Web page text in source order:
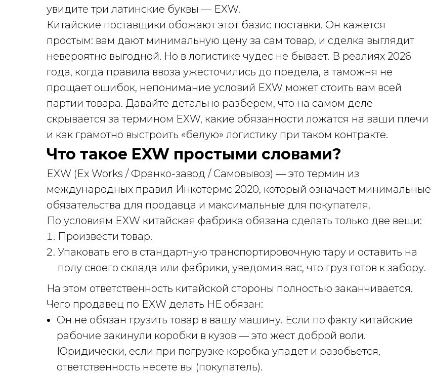
увидите три латинские буквы — EXW.
Китайские поставщики обожают этот базис поставки. Он кажется
простым: вам дают минимальную цену за сам товар, и сделка выглядит
невероятно выгодной. Но в логистике чудес не бывает. В реалиях 2026
года, когда правила ввоза ужесточились до предела, а таможня не
прощает ошибок, непонимание условий EXW может стоить вам всей
партии товара. Давайте детально разберем, что на самом деле
скрывается за термином EXW, какие обязанности ложатся на ваши плечи
и как грамотно выстроить «белую» логистику при таком контракте.
Что такое EXW простыми словами?
EXW (Ex Works / Франко-завод / Самовывоз) — это термин из
международных правил Инкотермс 2020, который означает минимальные
обязательства для продавца и максимальные для покупателя.
По условиям EXW китайская фабрика обязана сделать только две вещи:
Произвести товар.
Упаковать его в стандартную транспортировочную тару и оставить на
полу своего склада или фабрики, уведомив вас, что груз готов к забору.
На этом ответственность китайской стороны полностью заканчивается.
Чего продавец по EXW делать НЕ обязан:
Он не обязан грузить товар в вашу машину. Если по факту китайские
рабочие закинули коробки в кузов — это жест доброй воли.
Юридически, если при погрузке коробка упадет и разобьется,
ответственность несете вы (покупатель).